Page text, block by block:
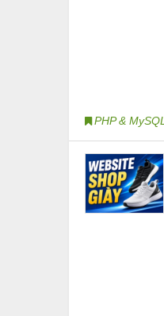
PHP & MySQL